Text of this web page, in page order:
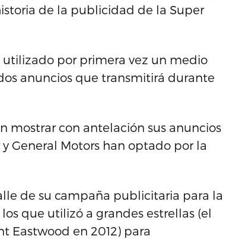
de la publicidad de la Super
por primera vez un medio
anuncios que transmitirá durante
mostrar con antelación sus anuncios
General Motors han optado por la
de su campaña publicitaria para la
que utilizó a grandes estrellas (el
Eastwood en 2012) para